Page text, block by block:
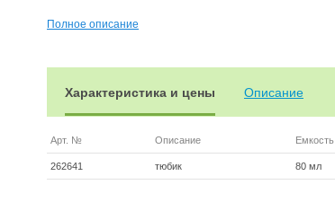
Полное описание
Характеристика и цены Описание
Арт. № Описание Емкость
262641 тюбик 80 мл